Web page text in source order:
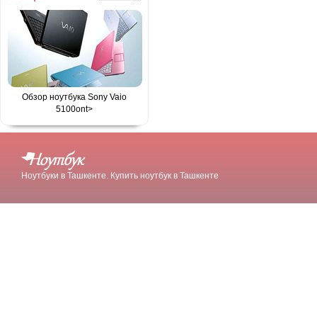
Обзор ноутбука Sony Vaio
5100ont>
Ноутбуки в Ташкенте. Купить ноутбук в Ташкенте